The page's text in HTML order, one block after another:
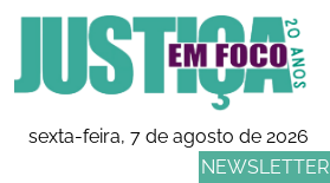
sexta-feira, 7 de agosto de 2026
NEWSLETTER